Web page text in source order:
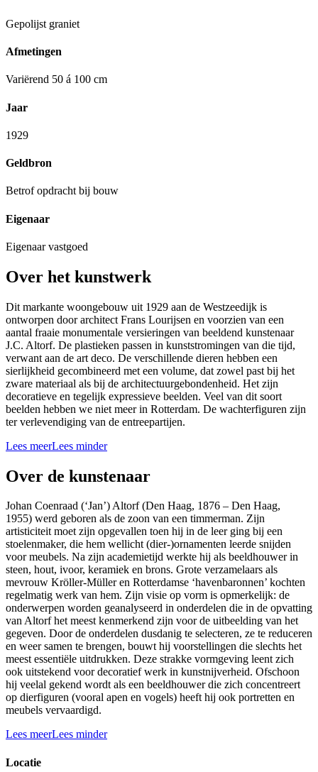
Gepolijst graniet
Afmetingen
Variërend 50 á 100 cm
Jaar
1929
Geldbron
Betrof opdracht bij bouw
Eigenaar
Eigenaar vastgoed
Over het kunstwerk
Dit markante woongebouw uit 1929 aan de Westzeedijk is
ontworpen door architect Frans Lourijsen en voorzien van een
aantal fraaie monumentale versieringen van beeldend kunstenaar
J.C. Altorf. De plastieken passen in kunststromingen van die tijd,
verwant aan de art deco. De verschillende dieren hebben een
sierlijkheid gecombineerd met een volume, dat zowel past bij het
zware materiaal als bij de architectuurgebondenheid. Het zijn
decoratieve en tegelijk expressieve beelden. Veel van dit soort
beelden hebben we niet meer in Rotterdam. De wachterfiguren zijn
ter verlevendiging van de entreepartijen.
Lees meerLees minder
Over de kunstenaar
Johan Coenraad (‘Jan’) Altorf (Den Haag, 1876 – Den Haag,
1955) werd geboren als de zoon van een timmerman. Zijn
artisticiteit moet zijn opgevallen toen hij in de leer ging bij een
stoelenmaker, die hem wellicht (dier-)ornamenten leerde snijden
voor meubels. Na zijn academietijd werkte hij als beeldhouwer in
steen, hout, ivoor, keramiek en brons. Grote verzamelaars als
mevrouw Kröller-Müller en Rotterdamse ‘havenbaronnen’ kochten
regelmatig werk van hem. Zijn visie op vorm is opmerkelijk: de
onderwerpen worden geanalyseerd in onderdelen die in de opvatting
van Altorf het meest kenmerkend zijn voor de uitbeelding van het
gegeven. Door de onderdelen dusdanig te selecteren, ze te reduceren
en weer samen te brengen, bouwt hij voorstellingen die slechts het
meest essentiële uitdrukken. Deze strakke vormgeving leent zich
ook uitstekend voor decoratief werk in kunstnijverheid. Ofschoon
hij veelal gekend wordt als een beeldhouwer die zich concentreert
op dierfiguren (vooral apen en vogels) heeft hij ook portretten en
meubels vervaardigd.
Lees meerLees minder
Locatie